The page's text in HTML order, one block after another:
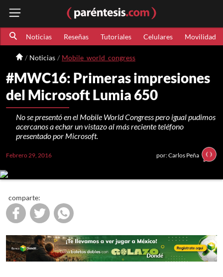
Noticias Reseñas Tutoriales Celulares Movilidad
Noticias Mobile_world_congress
#MWC16: Primeras impresiones
del Microsoft Lumia 650
No se presentó en el Mobile World Congress pero igual pudimos
acercanos a echar un vistazo al más reciente teléfono
presentado por Microsoft.
Febrero 29, 2016 por: Carlos Peña
comparte: